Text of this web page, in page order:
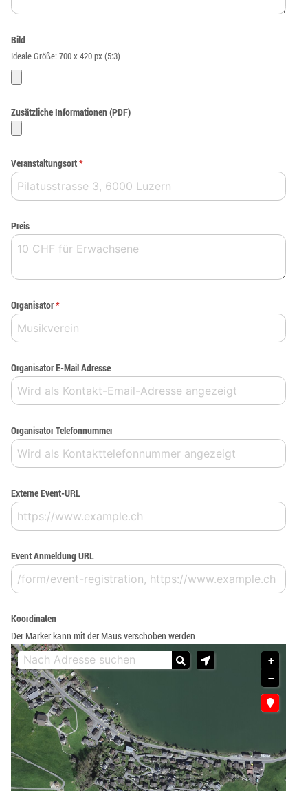
Bild
Ideale Größe: 700 x 420 px (5:3)
Zusätzliche Informationen (PDF)
Veranstaltungsort*
Preis
Organisator*
Organisator E-Mail Adresse
Organisator Telefonnummer
Externe Event-URL
Event Anmeldung URL
Koordinaten
Der Marker kann mit der Maus verschoben werden
+
−